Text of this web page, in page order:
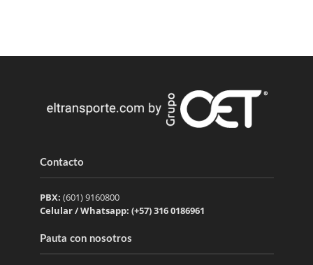
Contacto
PBX: (601) 9160800
Celular / Whatsapp: (+57) 316 0186961
Pauta con nosotros